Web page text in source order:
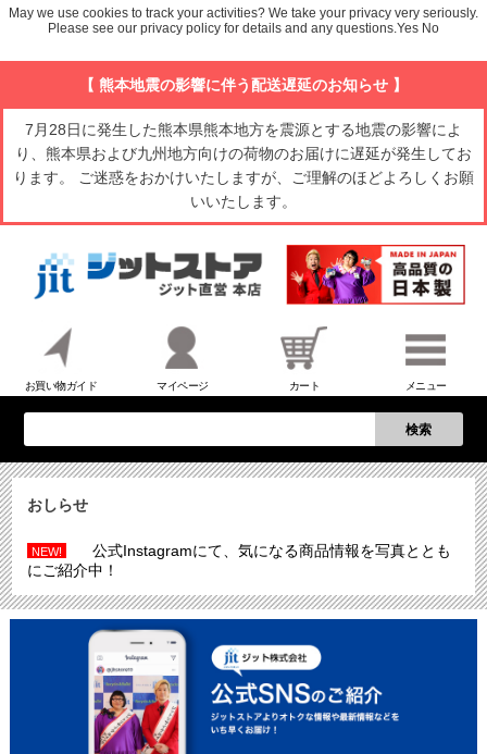
【 熊本地震の影響に伴う配送遅延のお知らせ 】
7月28日に発生した熊本県熊本地方を震源とする地震の影響によ
り、熊本県および九州地方向けの荷物のお届けに遅延が発生してお
ります。 ご迷惑をおかけいたしますが、ご理解のほどよろしくお願
いいたします。
お買い物ガイド マイページ カート メニュー
検索
おしらせ
NEW!
公式Instagramにて、気になる商品情報を写真ととも
にご紹介中！
May we use cookies to track your activities? We take your privacy very seriously.
Please see our privacy policy for details and any questions.Yes No